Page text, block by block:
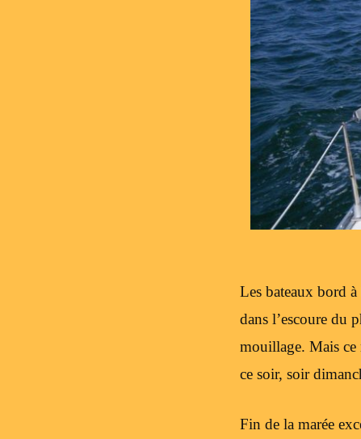
Les bateaux bord
dans l’escoure du
mouillage. Mais ce
ce soir, soir
Fin de la marée